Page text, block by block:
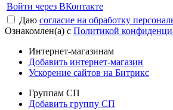
Войти через ВКонтакте
Даю согласие на обработку
Ознакомлен(а) с Политикой
Интернет-магазинам
Добавить интернет-магазин
Ускорение сайтов на Битрикс
Группам СП
Добавить группу СП